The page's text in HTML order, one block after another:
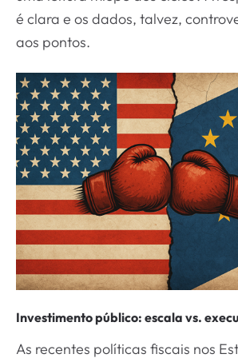
é clara e os dados, talvez,
aos pontos.
Investimento público: escala vs.
As recentes políticas fiscais nos